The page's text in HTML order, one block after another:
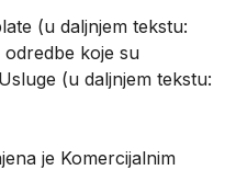
(u daljnjem tekstu:
odredbe koje su
(u daljnjem tekstu:
je Komercijalnim